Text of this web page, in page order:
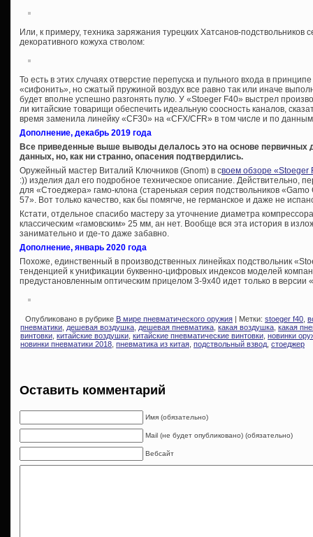
Или, к примеру, техника заряжания турецких Хатсанов-подствольников
декоративного кожуха стволом:
То есть в этих случаях отверстие перепуска и пульного входа в
«сифонить», но сжатый пружиной воздух все равно так или иначе
будет вполне успешно разгонять пулю. У «Stoeger F40» выстрел
ли китайские товарищи обеспечить идеальную соосность каналов,
время заменила линейку «CF30» на «CFX/CFR» в том числе и по
Дополнение, декабрь 2019 года
Все приведенные выше выводы делалось это на основе первичных
данных, но, как ни странно, опасения подтвердились.
Оружейный мастер Виталий Ключников (Gnom) в своем обзоре «Stoeger
:)) изделия дал его подробное техническое описание. Действительно,
для «Стоеджера» гамо-клона (старенькая серия подствольников
57». Вот только качество, как бы помягче, не германское и даже не
Кстати, отдельное спасибо мастеру за уточнение диаметра
классическим «гамовским» 25 мм, ан нет. Вообще вся эта история в
занимательно и где-то даже забавно.
Дополнение, январь 2020 года
Похоже, единственный в производственных линейках подствольник
тенденцией к унификации буквенно-цифровых индексов моделей
предустановленным оптическим прицелом 3-9х40 идет только в версии
Опубликовано в рубрике В мире пневматического оружия | Метки: stoeger f40
пневматики дешевая воздушка дешевая пневматика какая воздушка какая
винтовки китайские воздушки китайские пневматические винтовки новинки
новинки пневматики 2018 пневматика из китая подствольный взвод стоеджер
Оставить комментарий
Имя (обязательно)
Mail (не будет опубликовано) (обязательно)
Вебсайт